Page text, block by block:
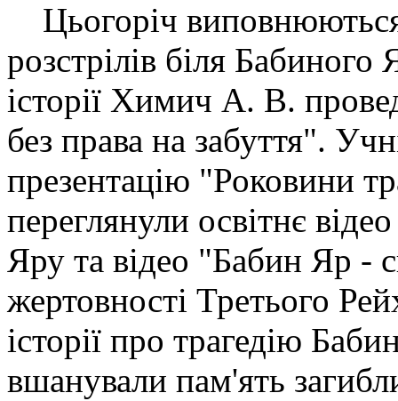
Цьогоріч
розстрілів біля
історії Химич А. В.
без права на забуття".
презентацію "Роковини
переглянули освітнє
Яру та відео "Бабин Яр -
жертовності Третього
історії про трагедію
вшанували пам'ять